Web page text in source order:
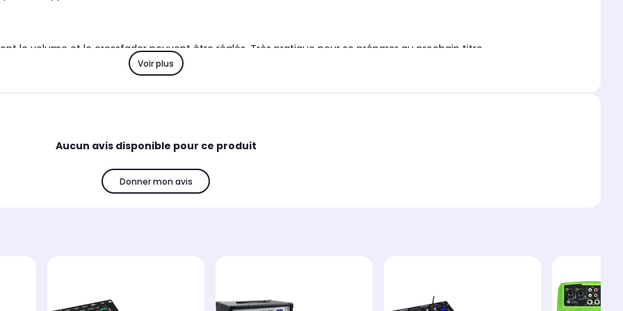
le volume et le crossfader peuvent être réglés. Très pratique pour se préparer au prochain titre.
une étagère ou une installation fixe.
45 mm
prise de microphone pour réglage de niveau
LED en 5 parties, bouton de volume master
Voir plus
Aucun avis disponible pour ce produit
Donner mon avis